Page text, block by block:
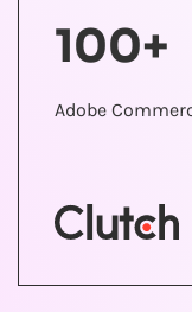
100+
Adobe